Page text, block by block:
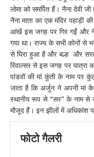
लोमा को समर्पित हैं। नैना देवी
नैना माता का एक मंदिर पहाड़ी
आंखें इस जगह पर गिर गईं और
गया था। राज्य के सभी कोनों से
से घिरा हुआ है और बल्ह और
रिवाल्सर से इस जगह पर यात्रा
पांडवों की मां कुंती के नाम पर
जाता है कि अर्जुन ने अपनी मां
स्थानीय रूप से “सर” के नाम से
मौजूद हैं। इन झीलों में अधिकांश
फोटो गैलरी